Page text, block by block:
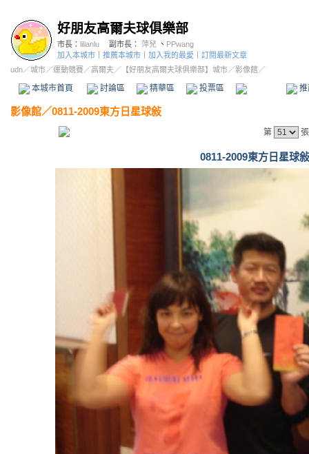
好朋友高爾夫球俱樂部
市長： lilianlu 副市長： 萍兒 、 PPwang
加入本城市
推薦本城市 加入我的最愛
訂閱最新文章
udn／城市／運動競賽／高爾夫／ 【好朋友高爾夫球俱樂部】城市／影像館／
本城市首頁 討論區 精華區 投票區 影像館
影像館／0811-2009東方日星球敍
第
0811-2009東方日星球